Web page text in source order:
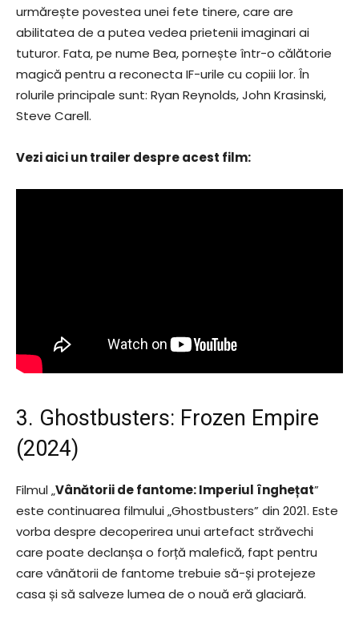
urmărește povestea unei fete tinere, care are
abilitatea de a putea vedea prietenii imaginari ai
tuturor. Fata, pe nume Bea, pornește într-o călătorie
magică pentru a reconecta IF-urile cu copiii lor. În
rolurile principale sunt: Ryan Reynolds, John Krasinski,
Steve Carell.
Vezi aici un trailer despre acest film:
3. Ghostbusters: Frozen Empire
(2024)
Filmul „Vânătorii de fantome: Imperiul înghețat”
este continuarea filmului „Ghostbusters” din 2021. Este
vorba despre decoperirea unui artefact străvechi
care poate declanșa o forță malefică, fapt pentru
care vânătorii de fantome trebuie să-și protejeze
casa și să salveze lumea de o nouă eră glaciară.